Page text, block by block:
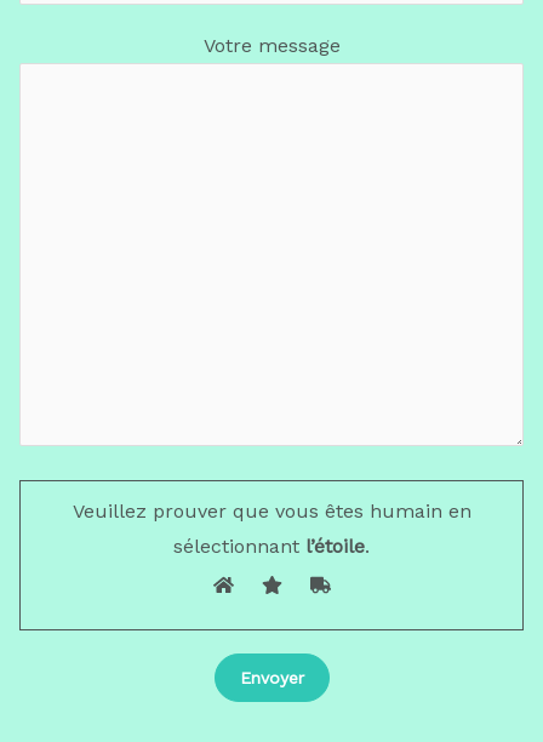
Votre message
Veuillez prouver que vous êtes humain en
sélectionnant l’étoile.